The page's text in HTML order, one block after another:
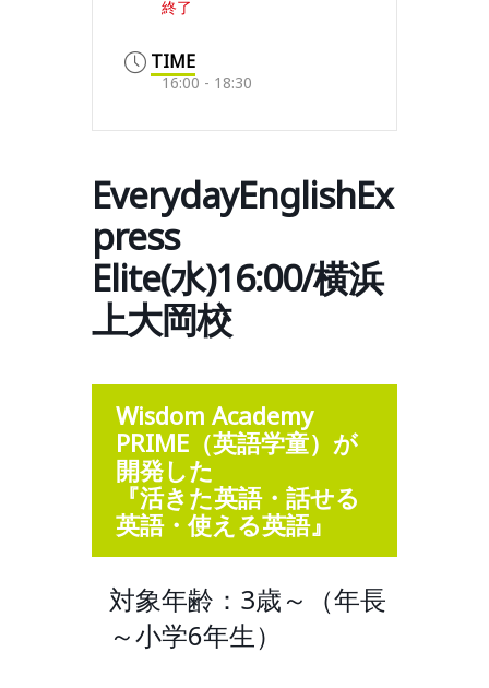
終了
TIME
16:00 - 18:30
EverydayEnglishEx
press
Elite(水)16:00/横浜
上大岡校
Wisdom Academy
PRIME（英語学童）が
開発した
『活きた英語・話せる
英語・使える英語』
対象年齢：3歳～（年長
～小学6年生）